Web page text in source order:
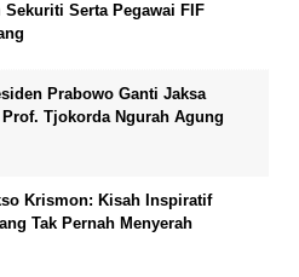
Sekuriti Serta Pegawai FIF
Prabowo Ganti Jaksa
Tjokorda Ngurah Agung
Krismon: Kisah Inspiratif
Tak Pernah Menyerah